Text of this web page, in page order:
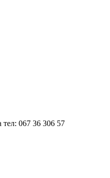
тел: 067 36 306 57